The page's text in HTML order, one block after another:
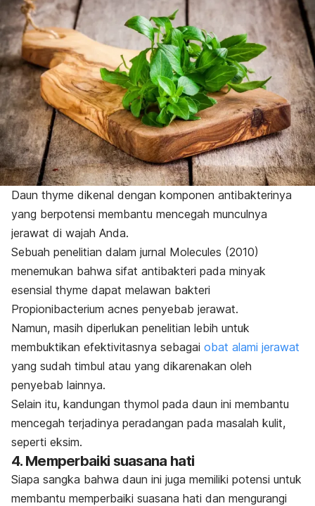
Daun thyme dikenal dengan komponen antibakterinya
yang berpotensi membantu mencegah munculnya
jerawat di wajah Anda.
Sebuah penelitian dalam jurnal Molecules (2010)
menemukan bahwa sifat antibakteri pada minyak
esensial thyme dapat melawan bakteri
Propionibacterium acnes penyebab jerawat.
Namun, masih diperlukan penelitian lebih untuk
membuktikan efektivitasnya sebagai obat alami jerawat
yang sudah timbul atau yang dikarenakan oleh
penyebab lainnya.
Selain itu, kandungan thymol pada daun ini membantu
mencegah terjadinya peradangan pada masalah kulit,
seperti eksim.
4. Memperbaiki suasana hati
Siapa sangka bahwa daun ini juga memiliki potensi untuk
membantu memperbaiki suasana hati dan mengurangi